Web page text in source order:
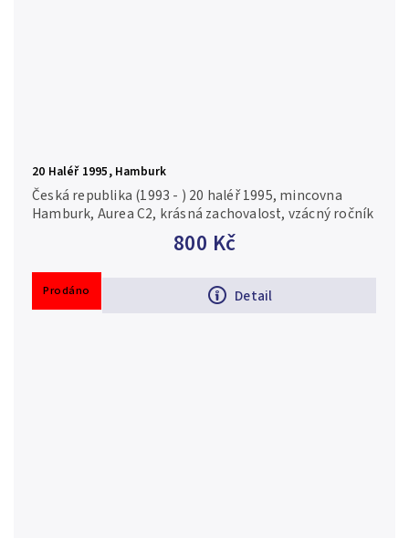
20 Haléř 1995, Hamburk
800 Kč
Detail
Česká republika (1993 - ) 20 haléř 1995, mincovna
Hamburk, Aurea C2, krásná zachovalost, vzácný ročník
Prodáno